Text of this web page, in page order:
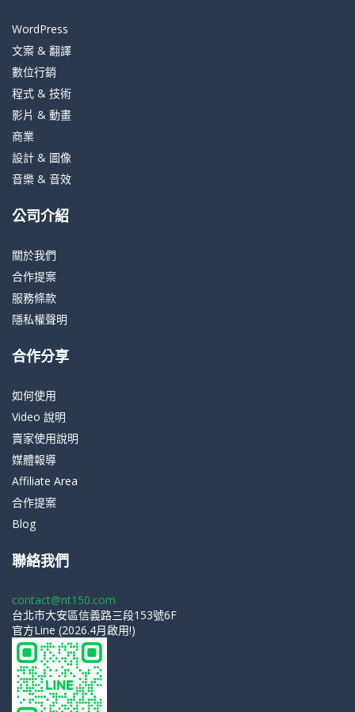
WordPress
文案 & 翻譯
數位行銷
程式 & 技術
影片 & 動畫
商業
設計 & 圖像
音樂 & 音效
公司介紹
關於我們
合作提案
服務條款
隱私權聲明
合作分享
如何使用
Video 說明
賣家使用說明
媒體報導
Affiliate Area
合作提案
Blog
聯絡我們
contact@nt150.com
台北市大安區信義路三段153號6F
官方Line (2026.4月啟用!)